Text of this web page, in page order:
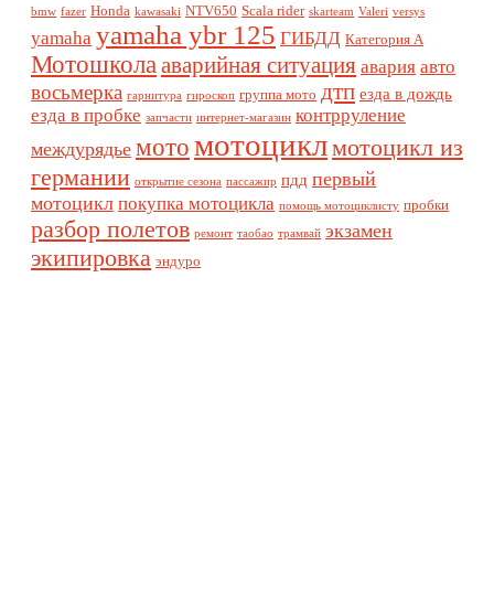
bmw fazer Honda kawasaki NTV650 Scala rider skarteam Valeri versys
yamaha yamaha ybr 125 ГИБДД Категория А
Мотошкола аварийная ситуация авария авто
восьмерка гарнитура гироскоп группа мото дтп езда в дождь
езда в пробке запчасти интернет-магазин контрруление
междурядье мото мотоциклмотоцикл из
германии открытие сезона пассажир пдд первый
мотоцикл покупка мотоцикла помощь мотоциклисту пробки
разбор полетов ремонт таобао трамвай экзамен
экипировка эндуро